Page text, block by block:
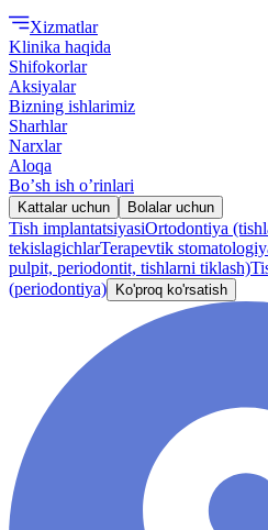
Xizmatlar
Klinika haqida
Shifokorlar
Aksiyalar
Bizning ishlarimiz
Sharhlar
Narxlar
Aloqa
Boʼsh ish oʼrinlari
Kattalar uchun Bolalar uchun
Tish implantatsiyasiOrtodontiya
tekislagichlarTerapevtik
pulpit, periodontit, tishlarni tiklash)
(periodontiya) Ko'proq ko'rsatish